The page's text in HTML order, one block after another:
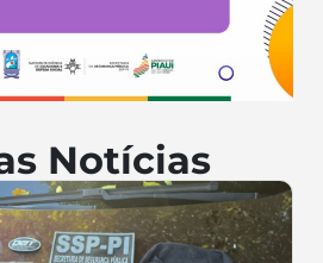
Notícias